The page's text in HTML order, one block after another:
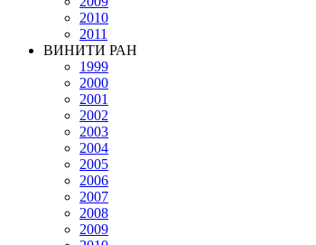
2010
2011
ВИНИТИ РАН
1999
2000
2001
2002
2003
2004
2005
2006
2007
2008
2009